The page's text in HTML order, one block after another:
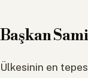
Başkan
Ülkesinin en